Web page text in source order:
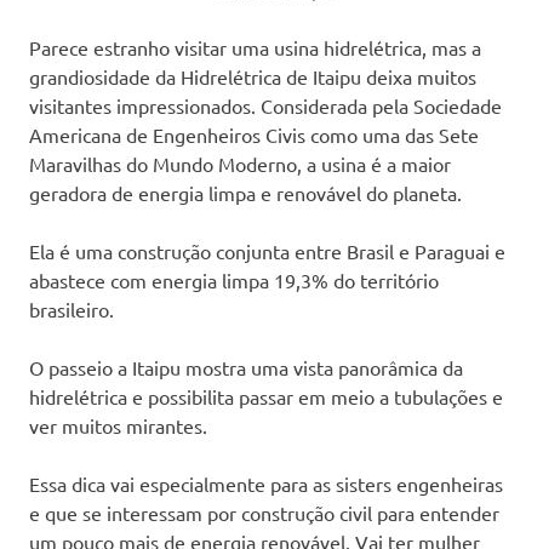
Parece estranho visitar uma usina hidrelétrica, mas a
grandiosidade da Hidrelétrica de Itaipu deixa muitos
visitantes impressionados. Considerada pela Sociedade
Americana de Engenheiros Civis como uma das Sete
Maravilhas do Mundo Moderno, a usina é a maior
geradora de energia limpa e renovável do planeta.
Ela é uma construção conjunta entre Brasil e Paraguai e
abastece com energia limpa 19,3% do território
brasileiro.
O passeio a Itaipu mostra uma vista panorâmica da
hidrelétrica e possibilita passar em meio a tubulações e
ver muitos mirantes.
Essa dica vai especialmente para as sisters engenheiras
e que se interessam por construção civil para entender
um pouco mais de energia renovável. Vai ter mulher